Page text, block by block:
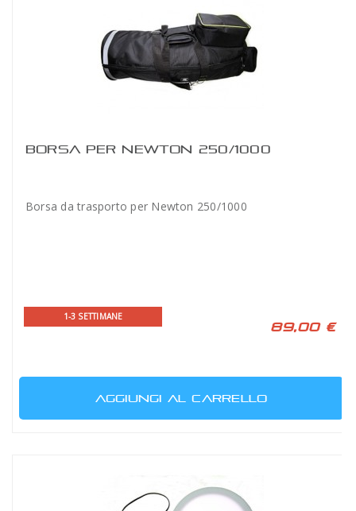
BORSA PER NEWTON 250/1000
Borsa da trasporto per Newton 250/1000
1-3 SETTIMANE
89,00 €
AGGIUNGI AL CARRELLO